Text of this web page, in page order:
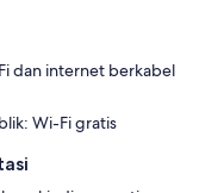
dan internet berkabel
Wi-Fi gratis